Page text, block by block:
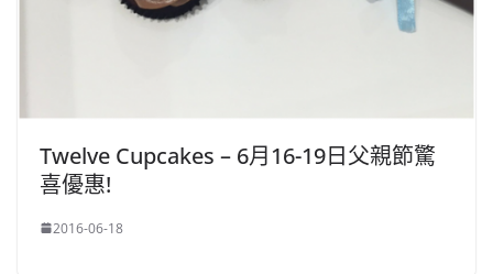
Twelve Cupcakes – 6月16-19日父親節驚
喜優惠!
2016-06-18